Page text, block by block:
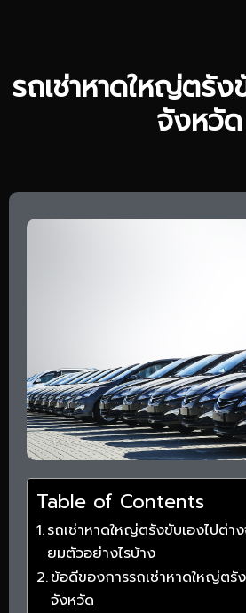
รถเช่าหาดใหญ่ตรัง
จังหวัด
Table of Contents
รถเช่าหาดใหญ่ตรังขับเองไปต่า
ยมตัวอย่างไรบ้าง
ข้อดีของการรถเช่าหาดใหญ่ตรั
จังหวัด